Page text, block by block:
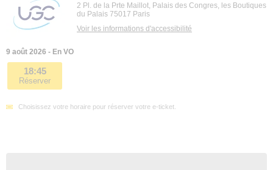
2 Pl. de la Prte Maillot, Palais des Congres, les Boutiques
du Palais 75017 Paris
Voir les informations d'accessibilité
9 août 2026 - En VO
18:45
Réserver
Choisissez votre horaire pour réserver votre e-ticket.